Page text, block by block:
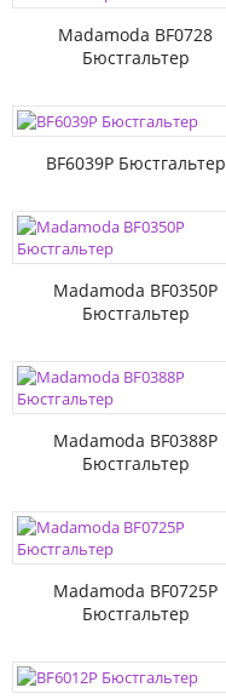
Madamoda BF0728
Бюстгальтер
BF6039P Бюстгальтер
Madamoda BF0350P
Бюстгальтер
Madamoda BF0388P
Бюстгальтер
Madamoda BF0725P
Бюстгальтер